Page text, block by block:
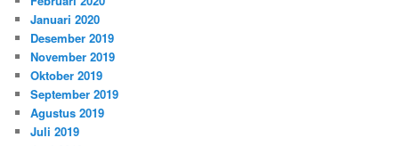
Januari 2020
Desember 2019
November 2019
Oktober 2019
September 2019
Agustus 2019
Juli 2019